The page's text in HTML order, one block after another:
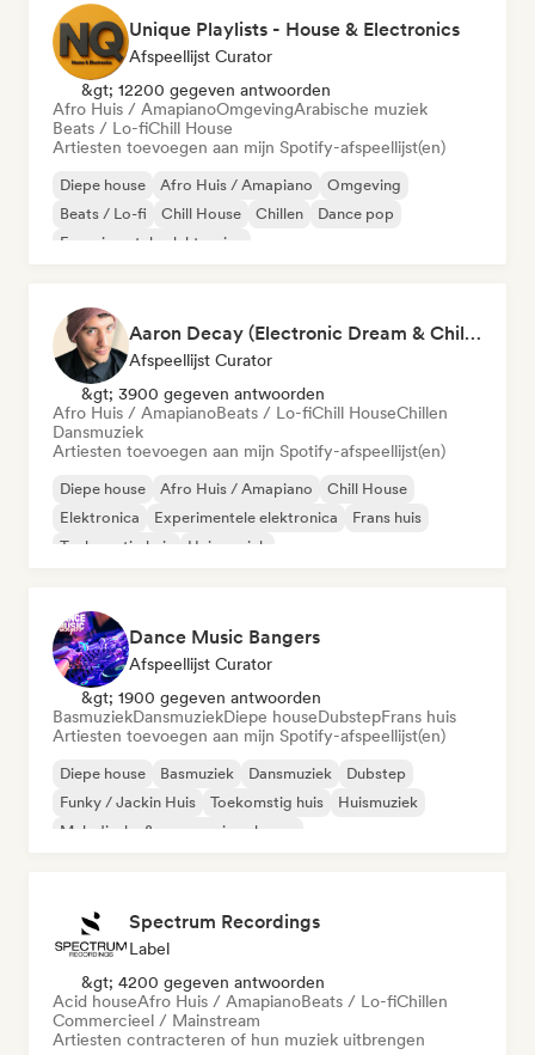
Unique Playlists - House & Electronics
Afspeellijst Curator
&gt; 12200 gegeven antwoorden
Afro Huis / AmapianoOmgevingArabische muziek
Beats / Lo-fiChill House
Artiesten toevoegen aan mijn Spotify-afspeellijst(en)
Diepe house Afro Huis / Amapiano
Omgeving
Beats / Lo-fi
Chill House Chillen
Dance pop
Experimentele elektronica
Aaron Decay (Electronic Dream & Chill Electronic Dream playlists)
Afspeellijst Curator
&gt; 3900 gegeven antwoorden
Afro Huis / AmapianoBeats / Lo-fiChill HouseChillen
Dansmuziek
Artiesten toevoegen aan mijn Spotify-afspeellijst(en)
Diepe house Afro Huis / Amapiano
Chill House
Elektronica
Experimentele elektronica
Frans huis
Toekomstig huis
Huismuziek
Dance Music Bangers
Afspeellijst Curator
&gt; 1900 gegeven antwoorden
BasmuziekDansmuziekDiepe houseDubstepFrans huis
Artiesten toevoegen aan mijn Spotify-afspeellijst(en)
Diepe house Basmuziek Dansmuziek
Dubstep
Funky / Jackin Huis
Toekomstig huis
Huismuziek
Melodische & progressieve house
Spectrum Recordings
Label
&gt; 4200 gegeven antwoorden
Acid houseAfro Huis / AmapianoBeats / Lo-fiChillen
Commercieel / Mainstream
Artiesten contracteren of hun muziek uitbrengen